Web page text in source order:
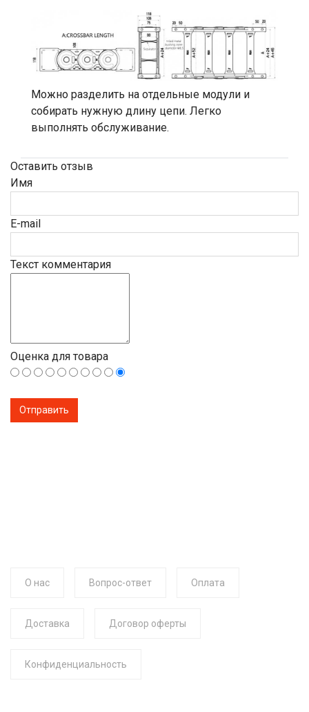
Можно разделить на отдельные модули и
собирать нужную длину цепи. Легко
выполнять обслуживание.
Оставить отзыв
Имя
E-mail
Текст комментария
Оценка для товара
О нас Вопрос-ответ Оплата
Доставка Договор оферты
Конфиденциальность